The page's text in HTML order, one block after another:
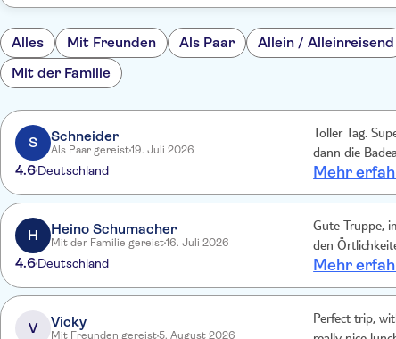
Alles Mit Freunden Als Paar
Allein / Alleinreisend
Mit der Familie
S Schneider
Als Paar gereist19. Juli 2026
4.6Deutschland
Toller Tag.
dann die
Mehr
H Heino Schumacher
Mit der Familie gereist16. Juli 2026
4.6Deutschland
Gute Truppe,
den
Mehr
V Vicky
Mit Freunden gereist5. August 2026
Perfect trip,